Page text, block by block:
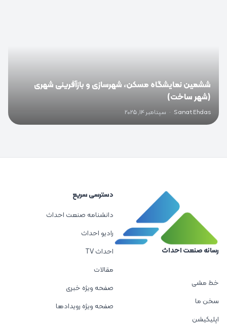
ششمین نمایشگاه مسکن، شهرسازی و بازآفرینی شهری
(شهر ساخت)
Sanat Ehdas
· سپتامبر 14, 2025
رسانه صنعت احداث
خط مشی
سخن ما
اپلیکیشن
دسترسی سریع
دانشنامه صنعت احداث
رادیو احداث
احداث TV
مقالات
صفحه ویژه خبری
صفحه ویژه رویدادها